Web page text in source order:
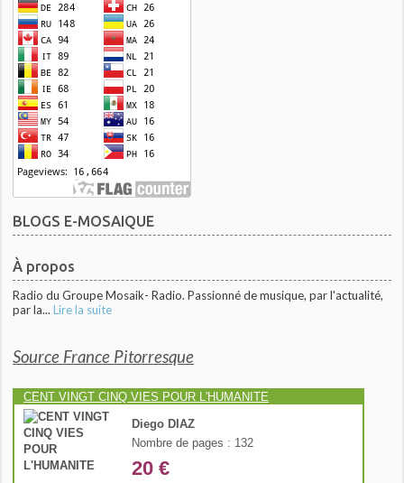
BLOGS E-MOSAIQUE
À propos
Radio du Groupe Mosaik- Radio. Passionné de musique, par l'actualité,
par la... Lire la suite
Source France Pitorresque
CENT VINGT CINQ VIES POUR L'HUMANITE
Diego DIAZ
Nombre de pages : 132
20 €